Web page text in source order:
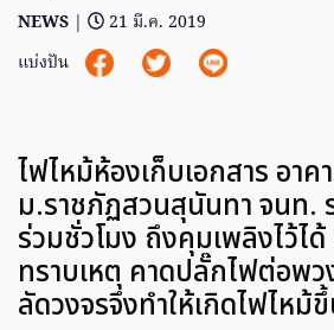
NEWS |
21 มี.ค. 2019
แบ่งปัน
ไฟไหม้ห้องเก็บเอกสาร อาค
ม.ราชภัฏสวนสุนันทา จนท.
ร่วมชั่วโมง ถึงคุมเพลิงไว้ไ
ทราบเหตุ คาดปลั๊กไฟต่อพว
ลัดวงจรจึงทำให้เกิดไฟไหม้